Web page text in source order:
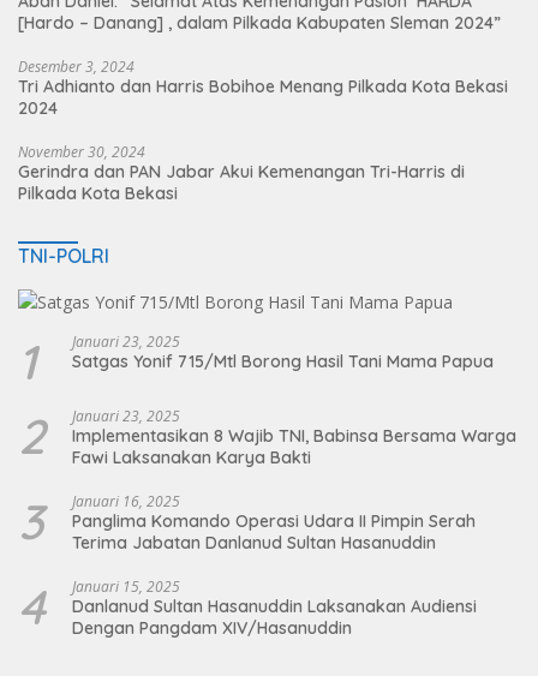
[Hardo – Danang] , dalam Pilkada Kabupaten Sleman 2024”
Desember 3, 2024
Tri Adhianto dan Harris Bobihoe Menang Pilkada Kota Bekasi
2024
November 30, 2024
Gerindra dan PAN Jabar Akui Kemenangan Tri-Harris di
Pilkada Kota Bekasi
TNI-POLRI
1 Januari 23, 2025
Satgas Yonif 715/Mtl Borong Hasil Tani Mama Papua
2 Januari 23, 2025
Implementasikan 8 Wajib TNI, Babinsa Bersama Warga
Fawi Laksanakan Karya Bakti
3 Januari 16, 2025
Panglima Komando Operasi Udara II Pimpin Serah
Terima Jabatan Danlanud Sultan Hasanuddin
4 Januari 15, 2025
Danlanud Sultan Hasanuddin Laksanakan Audiensi
Dengan Pangdam XIV/Hasanuddin